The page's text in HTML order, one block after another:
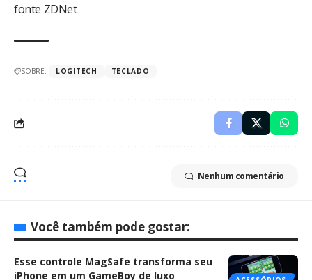
fonte ZDNet
SOBRE: LOGITECH TECLADO
Nenhum comentário
Você também pode gostar:
Esse controle MagSafe transforma seu
iPhone em um GameBoy de luxo